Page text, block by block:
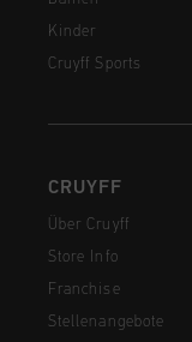
Kinder
Cruyff Sports
CRUYFF
Über Cruyff
Store Info
Franchise
Stellenangebote